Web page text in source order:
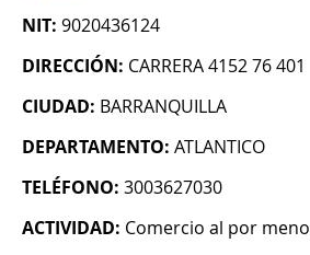
NIT: 9020436124
DIRECCIÓN: CARRERA 4152 76 401
CIUDAD: BARRANQUILLA
DEPARTAMENTO: ATLANTICO
TELÉFONO: 3003627030
ACTIVIDAD: Comercio al por